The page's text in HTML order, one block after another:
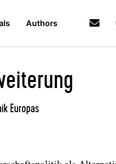
Authors
Europas